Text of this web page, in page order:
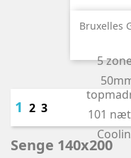
Bruxelles
5
101
1 2 3
Senge 140x200